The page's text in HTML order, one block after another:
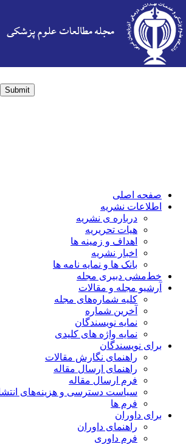
Submit
صفحه اصلی
اطلاعات نشریه
درباره ی نشریه
هیات تحریریه
اهداف و زمینه ها
اخبار نشریه
بانک ها و نمایه نامه ها
خط‌مشی دبیری مجله
آرشیو مجله و مقالات
کلیه شماره‌های مجله
آخرین شماره
نمایه نویسندگان
نمایه واژه های کلیدی
برای نویسندگان
راهنمای نگارش مقالات
راهنمای ارسال مقاله
فرم ارسال مقاله
سیاست دسترسی و هزینه‌های انتشار
فرم ها
برای داوران
راهنمای داوران
فرم داوری